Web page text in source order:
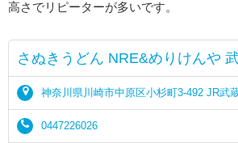
高さでリピーターが多いです。
さぬきうどん NRE&めりけんや
神奈川県川崎市中原区小杉町3-492 JR武
0447226026